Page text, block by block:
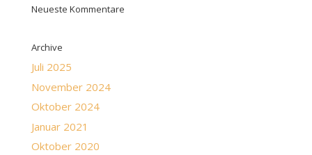
Neueste Kommentare
Archive
Juli 2025
November 2024
Oktober 2024
Januar 2021
Oktober 2020